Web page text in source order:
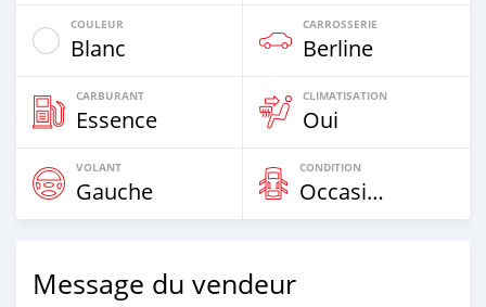
COULEUR
Blanc
CARROSSERIE
Berline
CARBURANT
Essence
CLIMATISATION
Oui
VOLANT
Gauche
CONDITION
Occasion
Message du vendeur